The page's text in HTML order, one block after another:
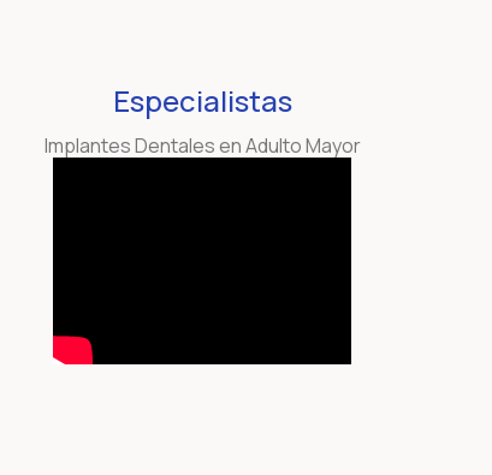
Especialistas
Implantes Dentales en Adulto Mayor